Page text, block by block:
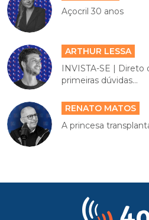
Açocril 30 anos
ARTHUR LESSA
INVISTA-SE | Direto
primeiras dúvidas...
RENATO MATOS
A princesa